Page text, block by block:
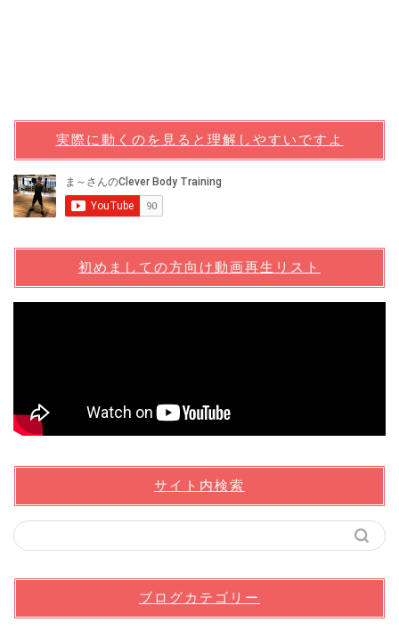
実際に動くのを見ると理解しやすいですよ
初めましての方向け動画再生リスト
サイト内検索
ブログカテゴリー